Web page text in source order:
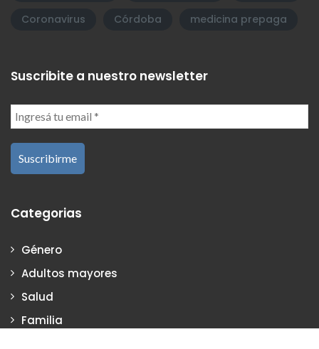
Coronavirus
Córdoba medicina prepaga
Suscribite a nuestro newsletter
Categorias
Género
Adultos mayores
Salud
Familia